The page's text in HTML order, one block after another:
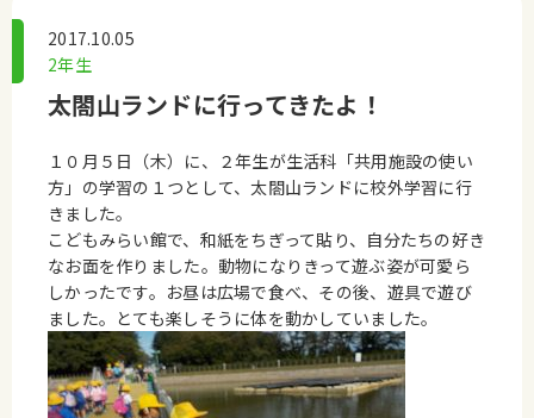
2017.10.05
2年生
太閤山ランドに行ってきたよ！
１０月５日（木）に、２年生が生活科「共用施設の使い
方」の学習の１つとして、太閤山ランドに校外学習に行
きました。
こどもみらい館で、和紙をちぎって貼り、自分たちの好き
なお面を作りました。動物になりきって遊ぶ姿が可愛ら
しかったです。お昼は広場で食べ、その後、遊具で遊び
ました。とても楽しそうに体を動かしていました。